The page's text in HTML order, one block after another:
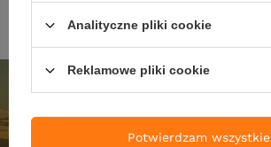
Analityczne pliki cookie
Reklamowe pliki cookie
Potwierdzam wszystkie